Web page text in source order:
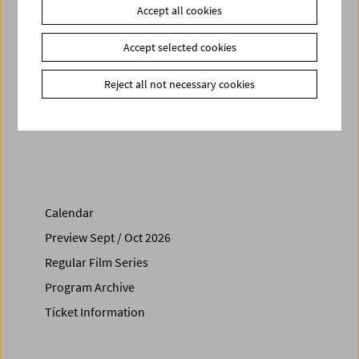
SCREENING DATES:
Mo 09.12.2019 18:30
Calendar
Preview Sept / Oct 2026
Regular Film Series
Program Archive
Ticket Information
Accept all cookies
Accept selected cookies
Reject all not necessary cookies